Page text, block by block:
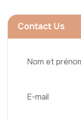
Contact Us